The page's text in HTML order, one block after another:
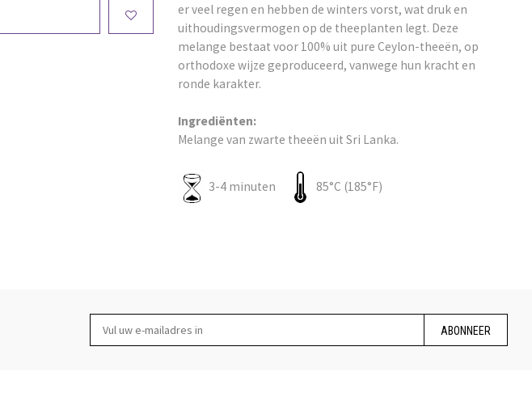
er veel regen en hebben de winters vorst, wat druk en
uithoudingsvermogen op de theeplanten legt. Deze
melange bestaat voor 100% uit pure Ceylon-theeën, op
orthodoxe wijze geproduceerd, vanwege hun kracht en
ronde karakter.
Ingrediënten:
Melange van zwarte theeën uit Sri Lanka.
3-4 minuten 85°C (185°F)
ABONNEER